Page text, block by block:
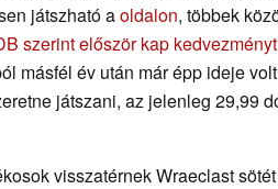
játszható aoldalon, többek
szerint először kap kedvezményt
másfél év után már épp ideje
játszani, az jelenleg 29,99
visszatérnek Wraeclast